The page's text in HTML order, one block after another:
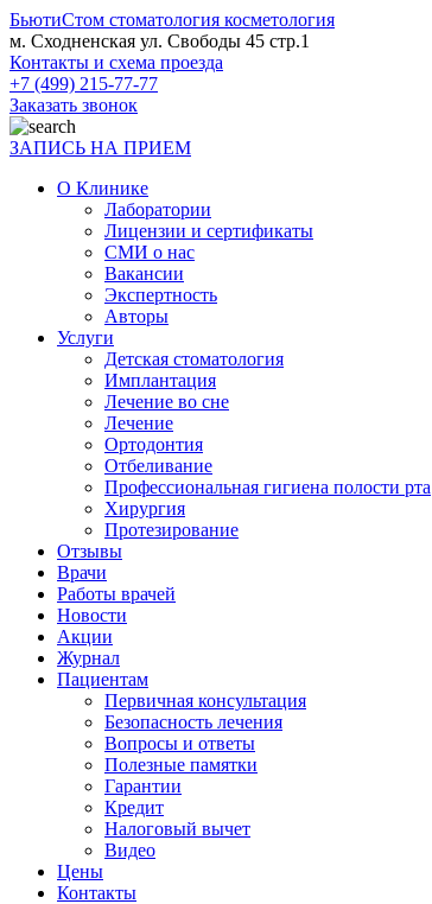
БьютиСтом стоматология косметология
м. Сходненская ул. Свободы 45 стр.1
Контакты и схема проезда
+7 (499) 215-77-77
Заказать звонок
ЗАПИСЬ НА ПРИЕМ
О Клинике
Лаборатории
Лицензии и сертификаты
СМИ о нас
Вакансии
Экспертность
Авторы
Услуги
Детская стоматология
Имплантация
Лечение во сне
Лечение
Ортодонтия
Отбеливание
Профессиональная гигиена полости рта
Хирургия
Протезирование
Отзывы
Врачи
Работы врачей
Новости
Акции
Журнал
Пациентам
Первичная консультация
Безопасность лечения
Вопросы и ответы
Полезные памятки
Гарантии
Кредит
Налоговый вычет
Видео
Цены
Контакты